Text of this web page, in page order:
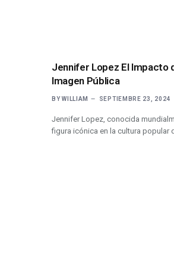
Jennifer Lopez El Impacto
Imagen Pública
BY WILLIAM SEPTIEMBRE 23, 2024
Jennifer Lopez, conocida
figura icónica en la cultura popular